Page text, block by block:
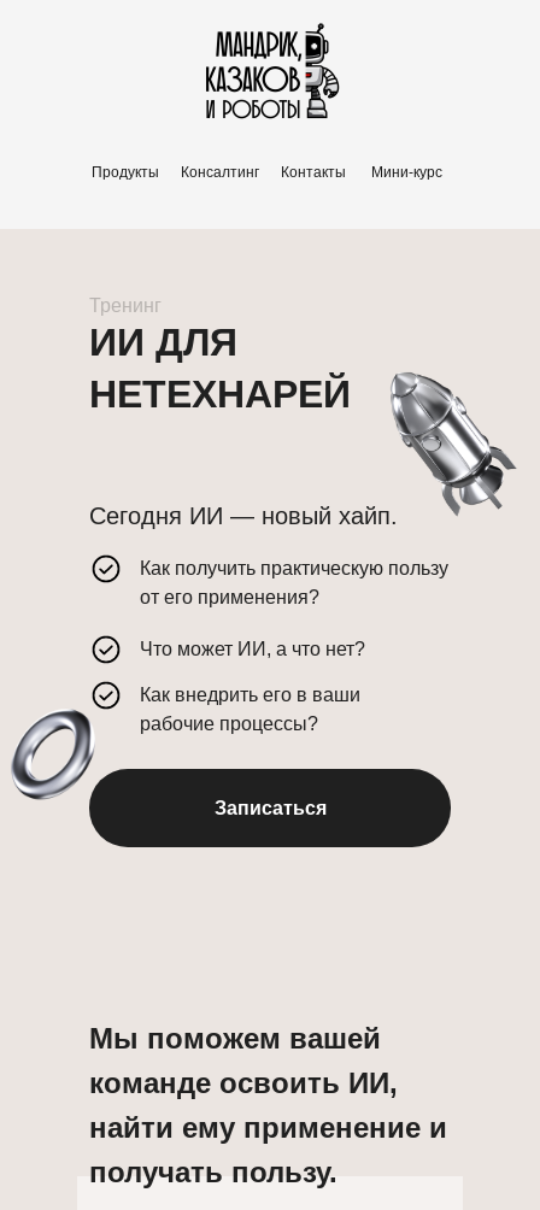
Контакты Мини-курс
Консалтинг
Продукты
ИИ ДЛЯ
НЕТЕХНАРЕЙ
Сегодня ИИ — новый хайп.
Как получить практическую пользу
от его применения?
Что может ИИ, а что нет?
Как внедрить его в ваши
рабочие процессы?
Записаться
Тренинг
Мы поможем вашей
команде освоить ИИ,
найти ему применение и
получать пользу.